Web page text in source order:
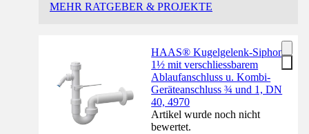
MEHR RATGEBER & PROJEKTE
HAAS® Kugelgelenk-Siphon
1½ mit verschliessbarem
Ablaufanschluss u. Kombi-
Geräteanschluss ¾ und 1, DN
40, 4970
Artikel wurde noch nicht
bewertet.